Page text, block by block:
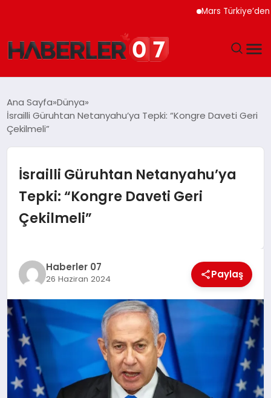
Mars Türkiye’den
EKONOMI
TEKNOLOJI
MAGAZIN
DIĞER
Ana Sayfa Dünya
İsrailli Güruhtan Netanyahu’ya Tepki: “Kongre Daveti Geri
Çekilmeli”
İsrailli Güruhtan Netanyahu’ya
Tepki: “Kongre Daveti Geri
Çekilmeli”
Haberler 07
26 Haziran 2024 Paylaş